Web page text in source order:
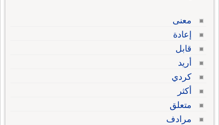
معنى
إعادة
قابل
أريد
كردي
أكثر
متعلق
مرادف